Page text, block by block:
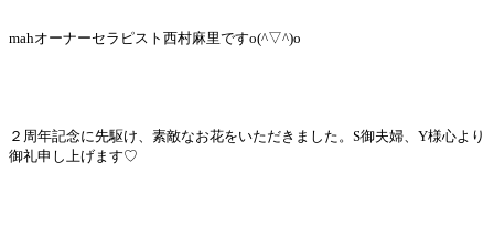
mahオーナーセラピスト西村麻里ですo(^▽^)o
２周年記念に先駆け、素敵なお花をいただきました。S御夫婦、Y様心より
御礼申し上げます♡